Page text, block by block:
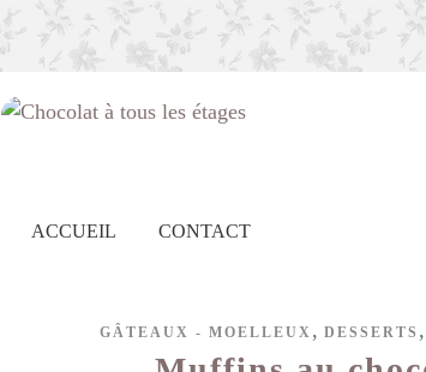
ACCUEIL CONTACT
GÂTEAUX - MOELLEUX , DESSERTS ,